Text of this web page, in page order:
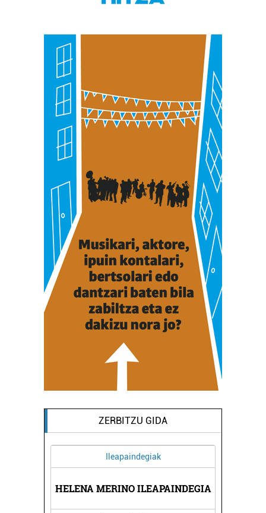
ZERBITZU GIDA
Ileapaindegiak
HELENA MERINO ILEAPAINDEGIA